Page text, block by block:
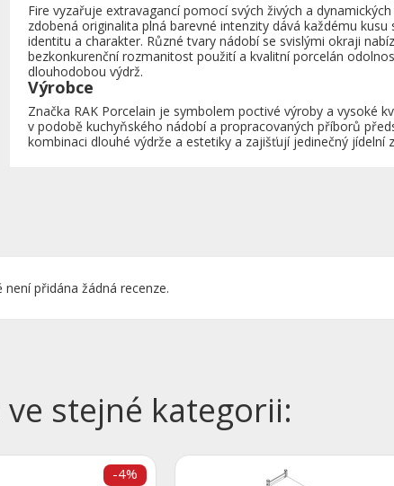
Fire vyzařuje extravagancí pomocí svých živých a dynamických
zdobená originalita plná barevné intenzity dává každému kusu
identitu a charakter. Různé tvary nádobí se svislými okraji
bezkonkurenční rozmanitost použití a kvalitní porcelán
dlouhodobou výdrž.
Výrobce
Značka RAK Porcelain je symbolem poctivé výroby a vysoké
v podobě kuchyňského nádobí a propracovaných příborů
kombinaci dlouhé výdrže a estetiky a zajišťují jedinečný jídelní
přidána žádná recenze.
stejné kategorii:
-4%